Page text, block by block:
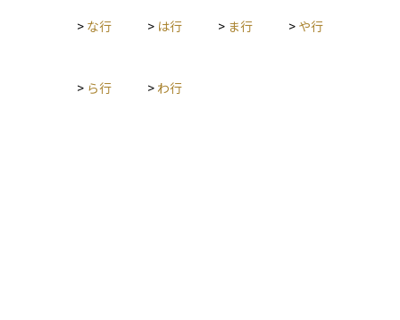
度です。> な行 > は行 > ま行 > や行
> ら行 > わ行